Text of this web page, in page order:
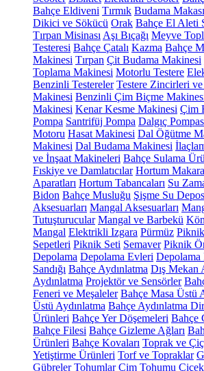
Bahçe Eldiveni Tırmık Budama Makası
Dikici ve Sökücü Orak Bahçe El Aleti
Tırpan Misinası Aşı Bıçağı Meyve
Testeresi Bahçe Çatalı Kazma Bahçe
Makinesi Tırpan Çit Budama Makinesi
Toplama Makinesi Motorlu Testere
Benzinli Testereler Testere Zincirleri ve
Makinesi Benzinli Çim Biçme
Makinesi Kenar Kesme Makinesi Çim
Pompa Santrifüj Pompa Dalgıç
Motoru Hasat Makinesi Dal Öğütme
Makinesi Dal Budama Makinesi
ve İnşaat Makineleri Bahçe Sulama
Fıskiye ve Damlatıcılar Hortum
Aparatları Hortum Tabancaları Su
Bidon Bahçe Musluğu Şişme Su
Aksesuarları Mangal Aksesuarları
Tutuşturucular Mangal ve Barbekü
Mangal Elektrikli Izgara Pürmüz
Sepetleri Piknik Seti Semaver Piknik
Depolama Depolama Evleri Depolama
Sandığı Bahçe Aydınlatma Dış Mekan
Aydınlatma Projektör ve Sensörler
Feneri ve Meşaleler Bahçe Masa Üstü
Üstü Aydınlatma Bahçe Aydınlatma
Ürünleri Bahçe Yer Döşemeleri Bahçe
Bahçe Filesi Bahçe Gizleme Ağları
Ürünleri Bahçe Kovaları Toprak ve
Yetiştirme Ürünleri Torf ve Topraklar
Gübreler Tohumlar Çim Tohumu